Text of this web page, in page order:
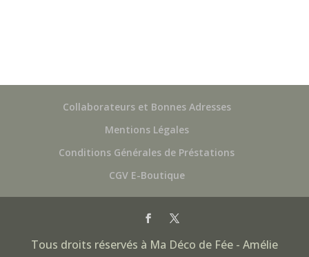
Collaborateurs et Bonnes Adresses
Mentions Légales
Conditions Générales de Préstations
CGV E-Boutique
Tous droits réservés à Ma Déco de Fée - Amélie